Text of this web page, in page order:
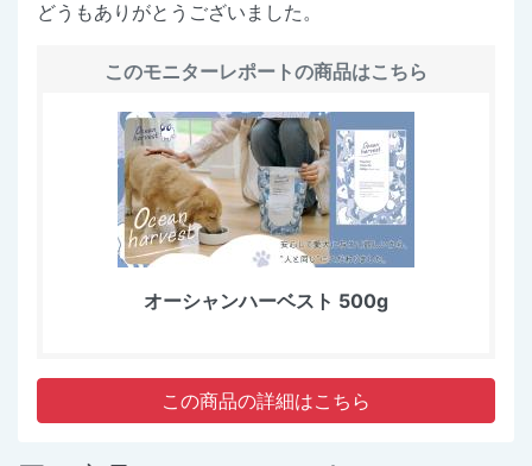
どうもありがとうございました。
このモニターレポートの商品はこちら
オーシャンハーベスト 500g
この商品の詳細はこちら